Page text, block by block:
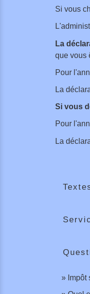
Si vous
La
que vous
Pour
La
Si vous
Pour
La